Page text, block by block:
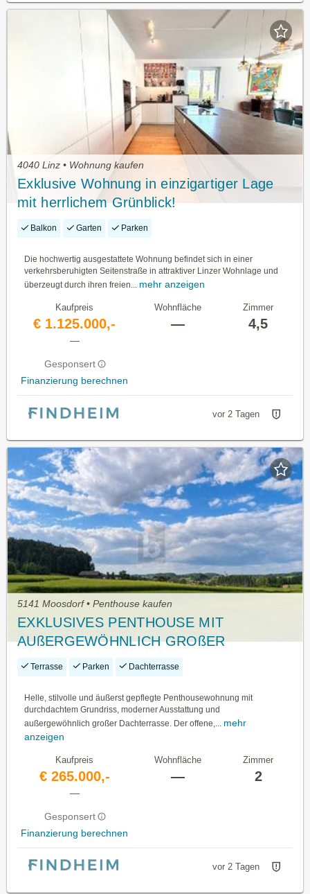
4040 Linz • Wohnung kaufen
Exklusive Wohnung in einzigartiger Lage
mit herrlichem Grünblick!
Balkon Garten Parken
Die hochwertig ausgestattete Wohnung befindet sich in einer
verkehrsberuhigten Seitenstraße in attraktiver Linzer Wohnlage und
überzeugt durch ihren freien... mehr anzeigen
Kaufpreis
€ 1.125.000,-
—
Gesponsert
Finanzierung berechnen
Wohnfläche
—
Zimmer
4,5
vor 2 Tagen
5141 Moosdorf • Penthouse kaufen
EXKLUSIVES PENTHOUSE MIT
AUßERGEWÖHNLICH GROßER
DACHTERRASSE UND TRAUMHAFTEM
Terrasse Parken Dachterrasse
Helle, stilvolle und äußerst gepflegte Penthousewohnung mit
durchdachtem Grundriss, moderner Ausstattung und
außergewöhnlich großer Dachterrasse. Der offene,...
mehr
anzeigen
Kaufpreis
€ 265.000,-
—
Gesponsert
Finanzierung berechnen
Wohnfläche
—
Zimmer
2
vor 2 Tagen